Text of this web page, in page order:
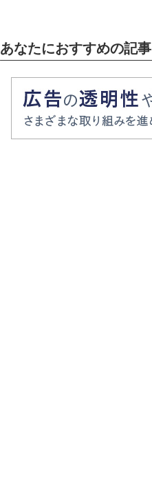
あなたにおすすめの記事